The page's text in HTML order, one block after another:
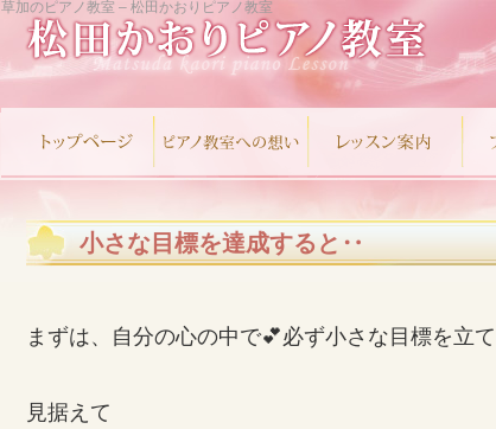
草加のピアノ教室 – 松田かおりピアノ教室
小さな目標を達成すると‥
まずは、自分の心の中で💕必ず小さな目標を立
見据えて